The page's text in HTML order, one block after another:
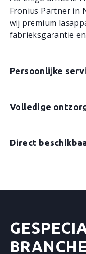
E
R
A
M
Fronius Partner in
wij premium
fabrieksgarantie
Persoonlijke
Volledige
Direct
BRANCHE